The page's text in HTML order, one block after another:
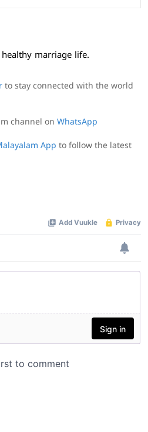
marriage life.
to stay connected with the world
channel on WhatsApp
App to follow the latest